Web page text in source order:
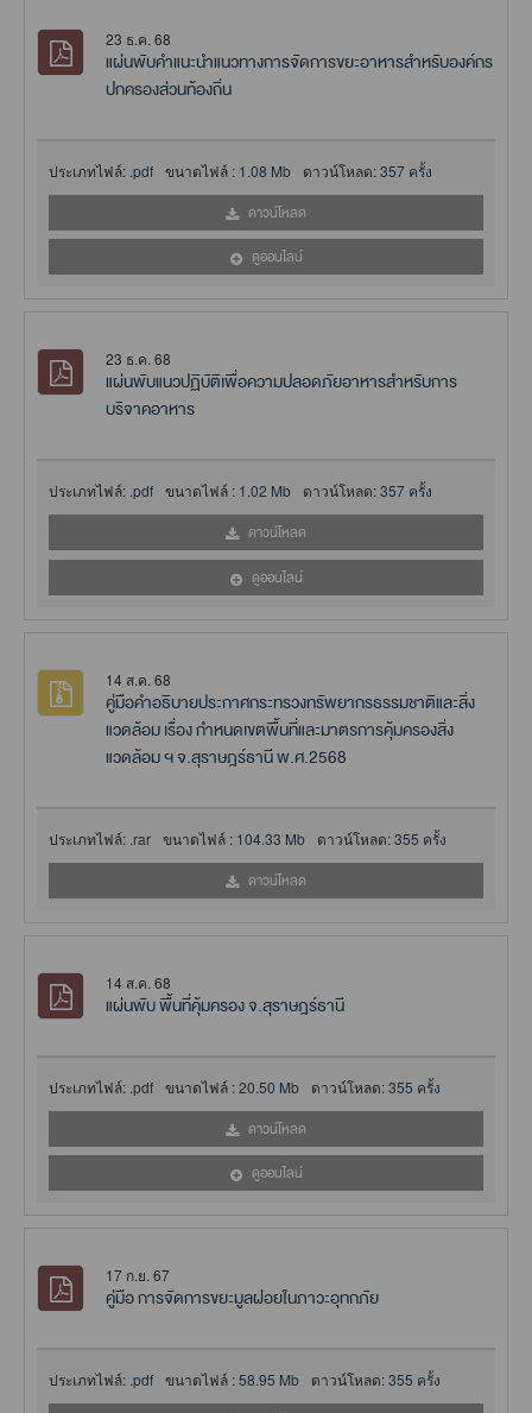
23 ธ.ค. 68
แผ่นพับคำแนะนำแนวทางการจัดการขยะอาหารสำหรับองค์กร
ปกครองส่วนท้องถิ่น
ประเภทไฟล์: .pdf ขนาดไฟล์ : 1.08 Mb ดาวน์โหลด:357 ครั้ง
ดาวน์โหลด
ดูออนไลน์
23 ธ.ค. 68
แผ่นพับแนวปฏิบัติเพื่อความปลอดภัยอาหารสำหรับการ
บริจาคอาหาร
ประเภทไฟล์: .pdf ขนาดไฟล์ : 1.02 Mb ดาวน์โหลด:357 ครั้ง
ดาวน์โหลด
ดูออนไลน์
14 ส.ค. 68
คู่มือคำอธิบายประกาศกระทรวงทรัพยากรธรรมชาติและสิ่ง
แวดล้อม เรื่อง กำหนดเขตพื้นที่และมาตรการคุ้มครองสิ่ง
แวดล้อม ฯ จ.สุราษฎร์ธานี พ.ศ.2568
ประเภทไฟล์: .rar ขนาดไฟล์ : 104.33 Mb ดาวน์โหลด:355 ครั้ง
ดาวน์โหลด
14 ส.ค. 68
แผ่นพับ พื้นที่คุ้มครอง จ.สุราษฎร์ธานี
ประเภทไฟล์: .pdf ขนาดไฟล์ :20.50 Mb ดาวน์โหลด:355 ครั้ง
ดาวน์โหลด
ดูออนไลน์
17 ก.ย. 67
คู่มือ การจัดการขยะมูลฝอยในภาวะอุทกภัย
ประเภทไฟล์: .pdf ขนาดไฟล์ :58.95 Mb ดาวน์โหลด:355 ครั้ง